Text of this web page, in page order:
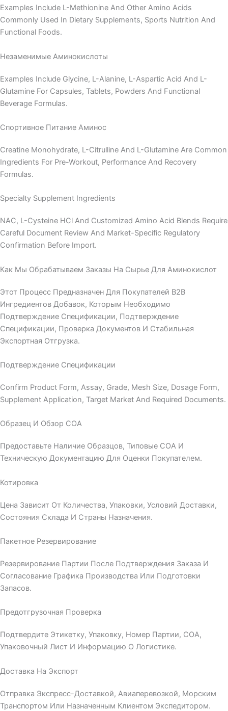
Examples Include L-Methionine And Other Amino Acids
Commonly Used In Dietary Supplements, Sports Nutrition And
Functional Foods.
Незаменимые Аминокислоты
Examples Include Glycine, L-Alanine, L-Aspartic Acid And L-
Glutamine For Capsules, Tablets, Powders And Functional
Beverage Formulas.
Спортивное Питание Аминос
Creatine Monohydrate, L-Citrulline And L-Glutamine Are Common
Ingredients For Pre-Workout, Performance And Recovery
Formulas.
Specialty Supplement Ingredients
NAC, L-Cysteine HCl And Customized Amino Acid Blends Require
Careful Document Review And Market-Specific Regulatory
Confirmation Before Import.
Как Мы Обрабатываем Заказы На Сырье Для Аминокислот
Этот Процесс Предназначен Для Покупателей B2B
Ингредиентов Добавок, Которым Необходимо
Подтверждение Спецификации, Подтверждение
Спецификации, Проверка Документов И Стабильная
Экспортная Отгрузка.
Подтверждение Спецификации
Confirm Product Form, Assay, Grade, Mesh Size, Dosage Form,
Supplement Application, Target Market And Required Documents.
Образец И Обзор COA
Предоставьте Наличие Образцов, Типовые COA И
Техническую Документацию Для Оценки Покупателем.
Котировка
Цена Зависит От Количества, Упаковки, Условий Доставки,
Состояния Склада И Страны Назначения.
Пакетное Резервирование
Резервирование Партии После Подтверждения Заказа И
Согласование Графика Производства Или Подготовки
Запасов.
Предотгрузочная Проверка
Подтвердите Этикетку, Упаковку, Номер Партии, COA,
Упаковочный Лист И Информацию О Логистике.
Доставка На Экспорт
Отправка Экспресс-Доставкой, Авиаперевозкой, Морским
Транспортом Или Назначенным Клиентом Экспедитором.